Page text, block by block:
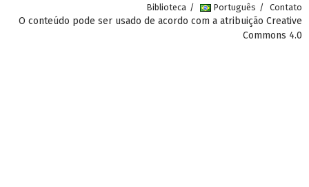
Biblioteca
Português Contato
O conteúdo pode ser usado de acordo com a atribuição Creative
Commons 4.0